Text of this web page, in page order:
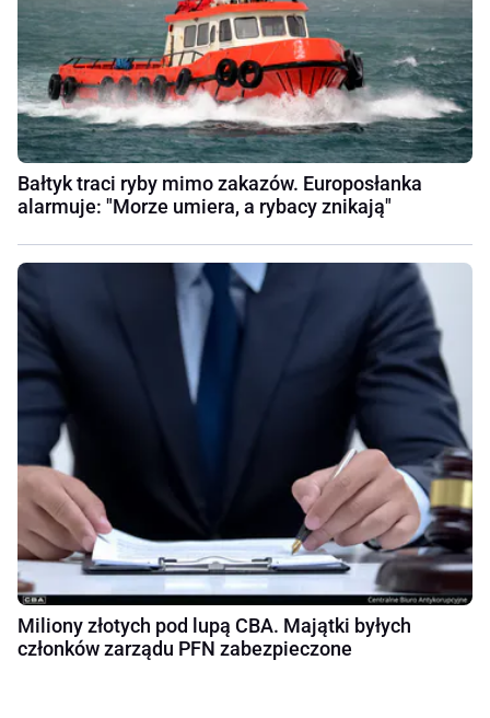
Bałtyk traci ryby mimo zakazów. Europosłanka
alarmuje: "Morze umiera, a rybacy znikają"
Miliony złotych pod lupą CBA. Majątki byłych
członków zarządu PFN zabezpieczone